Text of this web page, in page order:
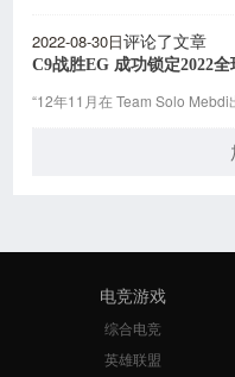
2022-08-30日评论了文章
C9战胜EG 成功锁定2022
“12年11月在 ⁠Team Solo
电竞游戏
综合电竞
英雄联盟